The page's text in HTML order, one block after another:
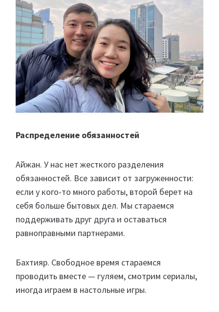
Распределение обязанностей
Айжан. У нас нет жесткого разделения
обязанностей. Все зависит от загруженности:
если у кого-то много работы, второй берет на
себя больше бытовых дел. Мы стараемся
поддерживать друг друга и оставаться
равноправными партнерами.
Бахтияр. Свободное время стараемся
проводить вместе — гуляем, смотрим сериалы,
иногда играем в настольные игры.